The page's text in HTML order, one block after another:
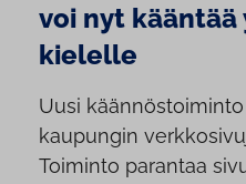
voi nyt kääntää
kielelle
Uusi
kaupungin
Toiminto parantaa